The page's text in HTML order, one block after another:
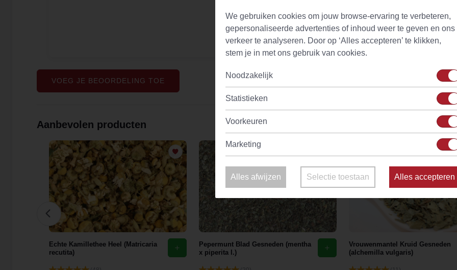
VOEG JE BEOORDELING TOE
Aanbevolen producten
Echte Kamillethee Heel (Matricaria
recutita)
Pepermunt Blad Gesneden (mentha
x piperita l.)
Vrouwenmantel Kruid Gesneden
(alchemilla vulgaris)
We gebruiken cookies om jouw browse-ervaring te verbeteren,
gepersonaliseerde advertenties of inhoud weer te geven en ons
verkeer te analyseren. Door op ‘Alles accepteren’ te klikken,
stem je in met ons gebruik van cookies.
Noodzakelijk
Statistieken
Voorkeuren
Marketing
Alles afwijzen Selectie toestaan Alles accepteren